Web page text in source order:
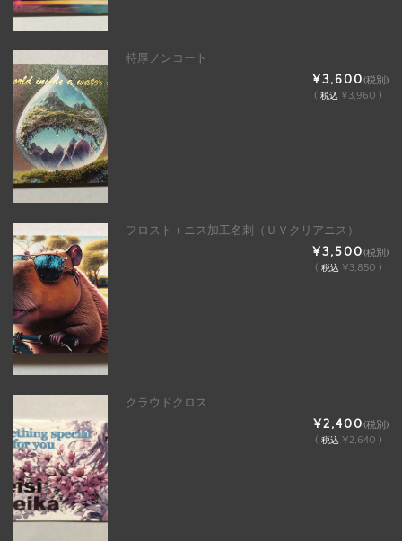
特厚ノンコート
¥3,600(税別)
( 税込 ¥3,960 )
フロスト＋ニス加工名刺（ＵＶクリアニス）
¥3,500(税別)
( 税込 ¥3,850 )
クラウドクロス
¥2,400(税別)
( 税込 ¥2,640 )